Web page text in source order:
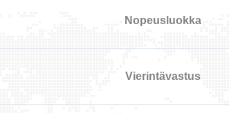
Nopeusluokka
Vierintävastus